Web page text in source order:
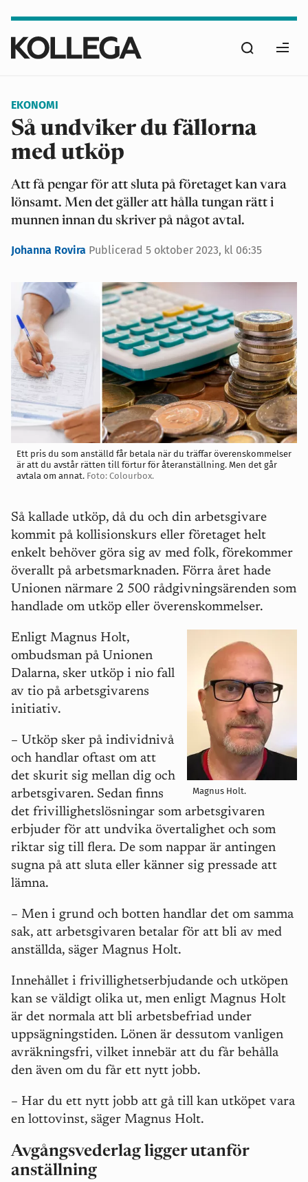
huvudinnehåll
Sök
EKONOMI
Så undviker du fällorna
med utköp
Att få pengar för att sluta på företaget kan vara
lönsamt. Men det gäller att hålla tungan rätt i
munnen innan du skriver på något avtal.
Johanna Rovira Publicerad 5 oktober 2023, kl 06:35
Ett pris du som anställd får betala när du träffar överenskommelser
är att du avstår rätten till förtur för återanställning. Men det går
avtala om annat. Foto: Colourbox.
Så kallade utköp, då du och din arbetsgivare
kommit på kollisionskurs eller företaget helt
enkelt behöver göra sig av med folk, förekommer
överallt på arbetsmarknaden. Förra året hade
Unionen närmare 2 500 rådgivningsärenden som
handlade om utköp eller överenskommelser.
Magnus Holt.
Enligt Magnus Holt,
ombudsman på Unionen
Dalarna, sker utköp i nio fall
av tio på arbetsgivarens
initiativ.
– Utköp sker på individnivå
och handlar oftast om att
det skurit sig mellan dig och
arbetsgivaren. Sedan finns
det frivillighetslösningar som arbetsgivaren
erbjuder för att undvika övertalighet och som
riktar sig till flera. De som nappar är antingen
sugna på att sluta eller känner sig pressade att
lämna.
– Men i grund och botten handlar det om samma
sak, att arbetsgivaren betalar för att bli av med
anställda, säger Magnus Holt.
Innehållet i frivillighetserbjudande och utköpen
kan se väldigt olika ut, men enligt Magnus Holt
är det normala att bli arbetsbefriad under
uppsägningstiden. Lönen är dessutom vanligen
avräkningsfri, vilket innebär att du får behålla
den även om du får ett nytt jobb.
– Har du ett nytt jobb att gå till kan utköpet vara
en lottovinst, säger Magnus Holt.
Avgångsvederlag ligger utanför
anställning